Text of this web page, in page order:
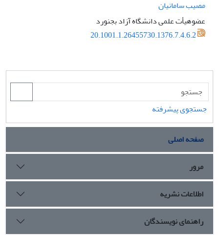
مصیب سامانیان
عضوهیأت علمی دانشگاه آزاد بجنورد
20.1001.1.26455730.1376.7.4.6.2
جستجوی پیشرفته
صفحه اصلی
مرور
اطلاعات نشریه
راهنمای نویسندگان